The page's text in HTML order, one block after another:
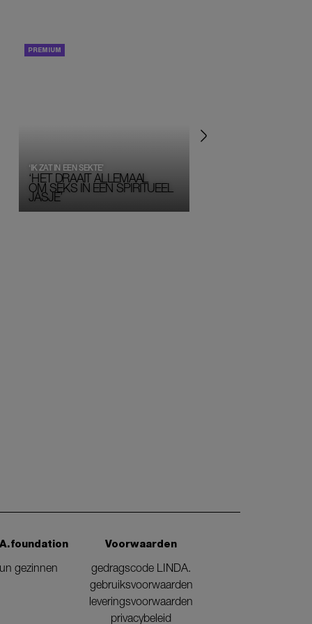
‘HET DRAAIT ALLEMAAL
OM SEKS IN EEN SPIRITUEEL
JASJE’
‘IK ZAT IN EEN SEKTE’
gezinnen
Voorwaarden
gedragscode LINDA.
gebruiksvoorwaarden
leveringsvoorwaarden
privacybeleid